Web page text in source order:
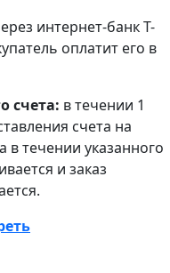
интернет-банк T-
оплатит его в
счета: в течении 1
счета на
в течении указанного
и заказ